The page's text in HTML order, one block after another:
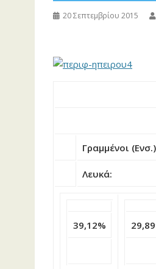
20 Σεπτεμβρίου 2015
Γραμμένοι
Λευκά:
39,12%